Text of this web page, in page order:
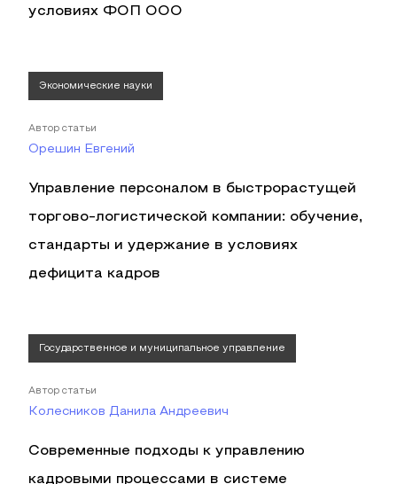
условиях ФОП ООО
Экономические науки
Автор статьи
Орешин Евгений
Управление персоналом в быстрорастущей
торгово-логистической компании: обучение,
стандарты и удержание в условиях
дефицита кадров
Государственное и муниципальное управление
Автор статьи
Колесников Данила Андреевич
Современные подходы к управлению
кадровыми процессами в системе